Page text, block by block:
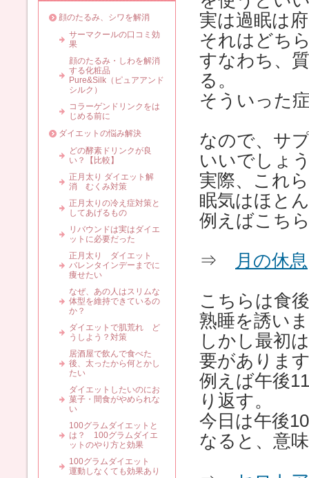
実は過眠は
それはどち
すなわち、
る。
そういった
なので、サ
いいでしょ
実際、これ
眠気はほと
例えばこち
⇒ 月の休息
こちらは食
熟睡を誘い
しかし最初
要がありま
例えば午後
り返す。
今日は午後
なると、意
顔のたるみ、シワを解消
サーマクールの口コミ効
果
顔のたるみ・しわを解消
する化粧品
Pure&Silk（ピュアアンド
シルク）
コラーゲンドリンクをは
じめる前に
ダイエットの悩み解決
どの酵素ドリンクが良
い？【比較】
正月太り ダイエット解
消 むくみ対策
正月太りの冷え症対策と
してあげるもの
リバウンドは実はダイエ
ットに必要だった
正月太り ダイエット
バレンタインデーまでに
痩せたい
なぜ、あの人はスリムな
体型を維持できているの
か？
ダイエットで肌荒れ ど
うしよう？対策
居酒屋で飲んで食べた
後、太ったから何とかし
たい
ダイエットしたいのにお
菓子・間食がやめられな
い
100グラムダイエットと
は？ 100グラムダイエ
ットのやり方と効果
100グラムダイエット
運動しなくても効果あり